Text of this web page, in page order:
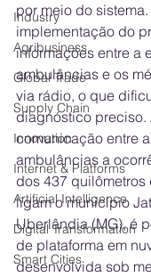
Industry
Agribusiness
Global Trade
Supply Chain
Innovation
Internet & Platforms
Artificial Intelligence
Digital Transformation
Smart Cities
por meio do
implementação do
informações entre a
ambulâncias e os
via rádio, o que
diagnóstico preciso.
comunicação entre
ambulâncias a
dos 437
ligam o município
Uberlândia (MG), é
de plataforma em
desenvolvida sob